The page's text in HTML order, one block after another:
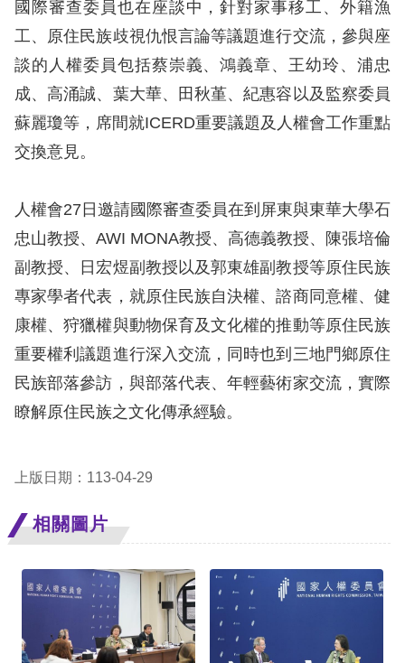
站
導
覽
網
站
全
政
策
隱
私
權
保
策
政
網
資
國際審查委員也在座談中，針對家事移工、外籍漁
工、原住民族歧視仇恨言論等議題進行交流，參與座
談的人權委員包括蔡崇義、鴻義章、王幼玲、浦忠
成、高涌誠、葉大華、田秋堇、紀惠容以及監察委員
蘇麗瓊等，席間就ICERD重要議題及人權會工作重點
交換意見。
人權會27日邀請國際審查委員在到屏東與東華大學石
忠山教授、AWI MONA教授、高德義教授、陳張培倫
副教授、日宏煜副教授以及郭東雄副教授等原住民族
專家學者代表，就原住民族自決權、諮商同意權、健
康權、狩獵權與動物保育及文化權的推動等原住民族
重要權利議題進行深入交流，同時也到三地門鄉原住
民族部落參訪，與部落代表、年輕藝術家交流，實際
瞭解原住民族之文化傳承經驗。
上版日期：113-04-29
相關圖片